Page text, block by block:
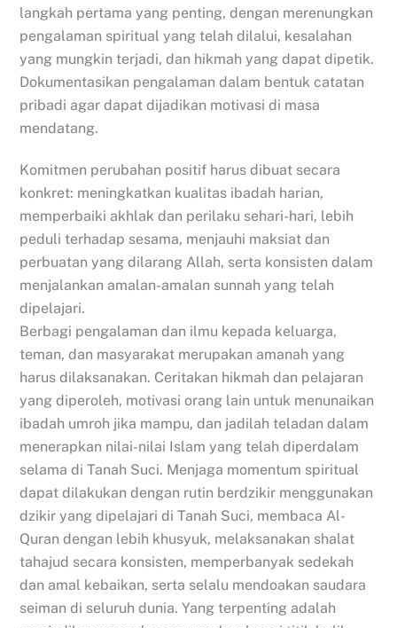
langkah pertama yang penting, dengan merenungkan
pengalaman spiritual yang telah dilalui, kesalahan
yang mungkin terjadi, dan hikmah yang dapat dipetik.
Dokumentasikan pengalaman dalam bentuk catatan
pribadi agar dapat dijadikan motivasi di masa
mendatang.
Komitmen perubahan positif harus dibuat secara
konkret: meningkatkan kualitas ibadah harian,
memperbaiki akhlak dan perilaku sehari-hari, lebih
peduli terhadap sesama, menjauhi maksiat dan
perbuatan yang dilarang Allah, serta konsisten dalam
menjalankan amalan-amalan sunnah yang telah
dipelajari.
Berbagi pengalaman dan ilmu kepada keluarga,
teman, dan masyarakat merupakan amanah yang
harus dilaksanakan. Ceritakan hikmah dan pelajaran
yang diperoleh, motivasi orang lain untuk menunaikan
ibadah umroh jika mampu, dan jadilah teladan dalam
menerapkan nilai-nilai Islam yang telah diperdalam
selama di Tanah Suci. Menjaga momentum spiritual
dapat dilakukan dengan rutin berdzikir menggunakan
dzikir yang dipelajari di Tanah Suci, membaca Al-
Quran dengan lebih khusyuk, melaksanakan shalat
tahajud secara konsisten, memperbanyak sedekah
dan amal kebaikan, serta selalu mendoakan saudara
seiman di seluruh dunia. Yang terpenting adalah